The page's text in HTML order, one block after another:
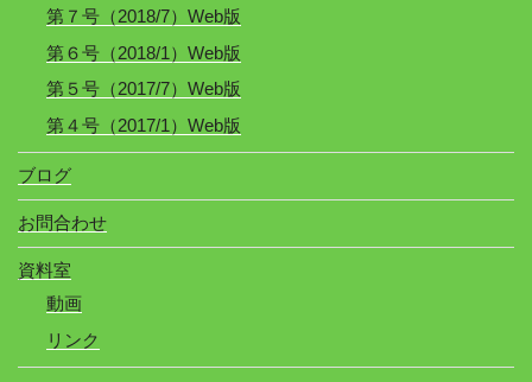
第７号（2018/7）Web版
第６号（2018/1）Web版
第５号（2017/7）Web版
第４号（2017/1）Web版
ブログ
お問合わせ
資料室
動画
リンク